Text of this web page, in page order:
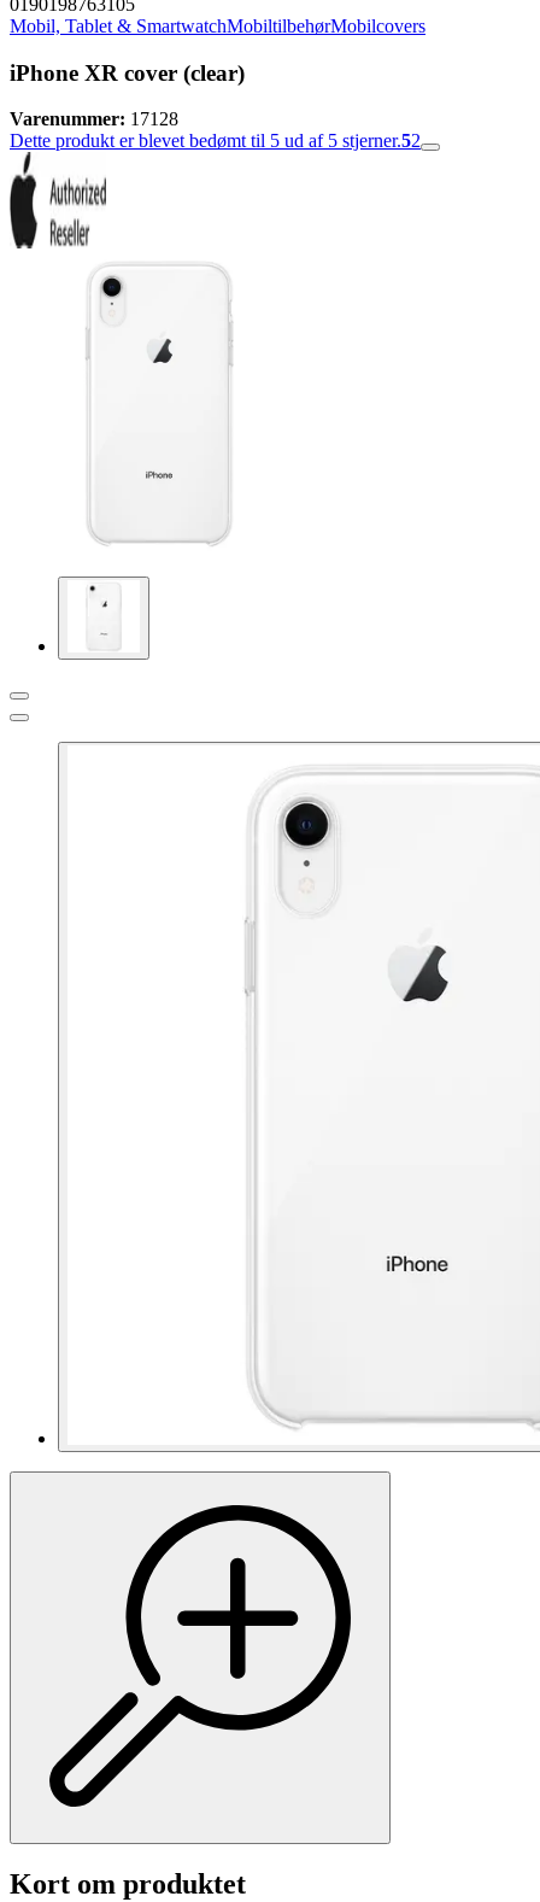
0190198763105
Mobil, Tablet & SmartwatchMobiltilbehørMobilcovers
iPhone XR cover (clear)
Varenummer: 17128
Dette produkt er blevet bedømt til 5 ud af 5 stjerner.52
Kort om produktet